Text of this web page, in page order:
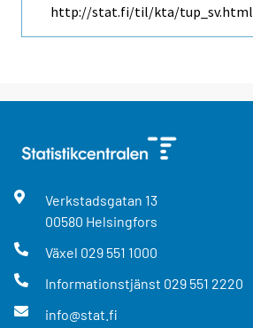
http://stat.fi/til/kta/tup_sv.html
Verkstadsgatan 13
00580 Helsingfors
Växel 029 551 1000
Informationstjänst 029 551 2220
info@stat.fi